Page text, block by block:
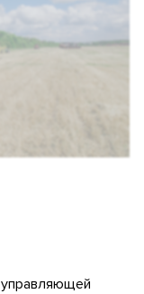
управляющей